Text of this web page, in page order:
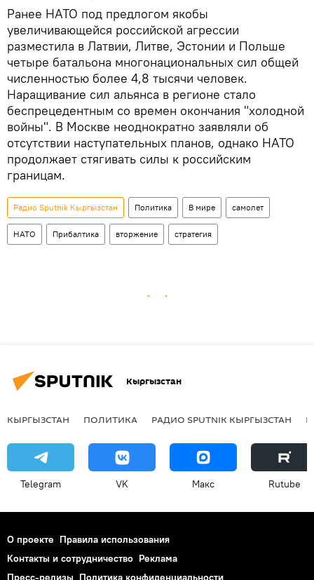
Ранее НАТО под предлогом якобы
увеличивающейся российской агрессии
разместила в Латвии, Литве, Эстонии и Польше
четыре батальона многонациональных сил общей
численностью более 4,8 тысячи человек.
Наращивание сил альянса в регионе стало
беспрецедентным со времен окончания "холодной
войны". В Москве неоднократно заявляли об
отсутствии наступательных планов, однако НАТО
продолжает стягивать силы к российским
границам.
Радио Sputnik Кыргызстан Политика В мире самолет
НАТО Прибалтика вторжение стратегия
Кыргызстан
КЫРГЫЗСТАН ПОЛИТИКА РАДИО SPUTNIK КЫРГЫЗСТАН
Telegram VK Макс Rutube
О проекте Правила использования
Контакты и сотрудничество Реклама
Пресс-релизы Политика конфиденциальности